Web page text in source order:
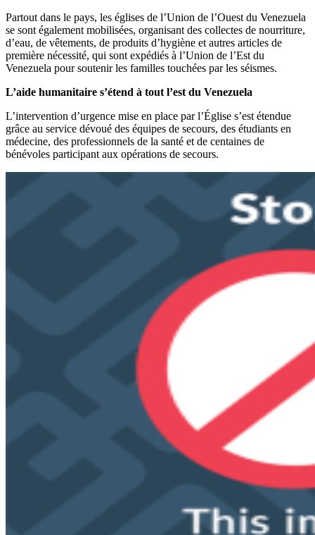
Partout dans le pays, les églises de l’Union de l’Ouest du Venezuela
se sont également mobilisées, organisant des collectes de nourriture,
d’eau, de vêtements, de produits d’hygiène et autres articles de
première nécessité, qui sont expédiés à l’Union de l’Est du
Venezuela pour soutenir les familles touchées par les séismes.
L’aide humanitaire s’étend à tout l’est du Venezuela
L’intervention d’urgence mise en place par l’Église s’est étendue
grâce au service dévoué des équipes de secours, des étudiants en
médecine, des professionnels de la santé et de centaines de
bénévoles participant aux opérations de secours.